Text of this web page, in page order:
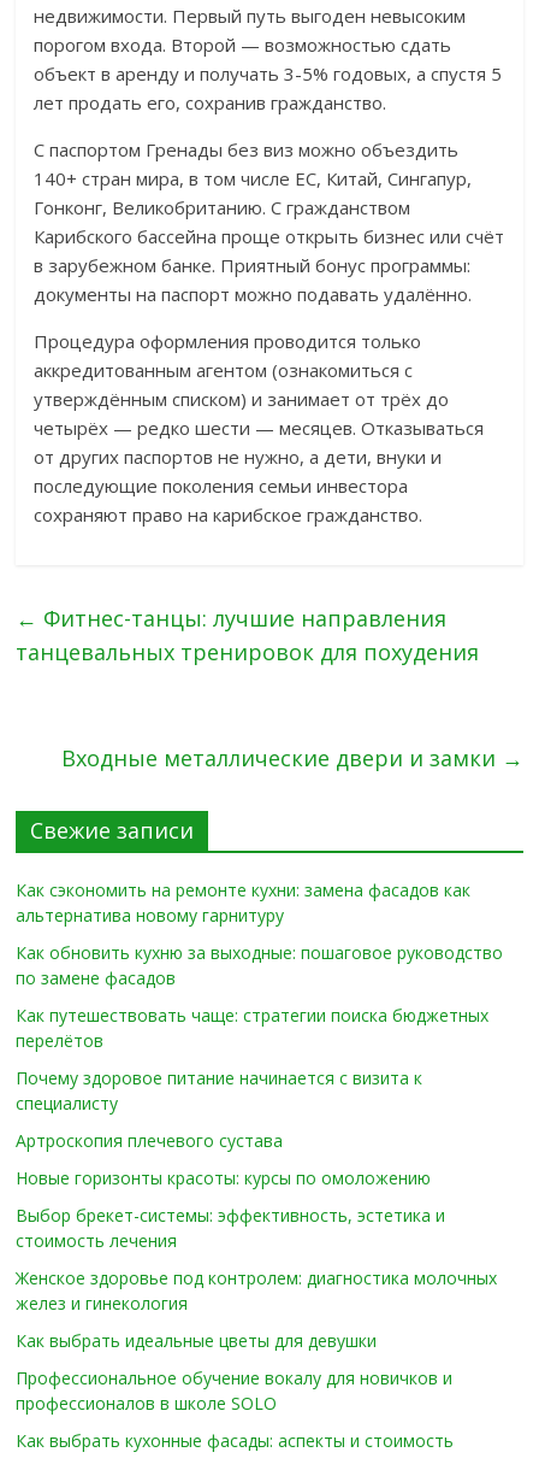
недвижимости. Первый путь выгоден невысоким
порогом входа. Второй — возможностью сдать
объект в аренду и получать 3-5% годовых, а спустя 5
лет продать его, сохранив гражданство.
С паспортом Гренады без виз можно объездить
140+ стран мира, в том числе ЕС, Китай, Сингапур,
Гонконг, Великобританию. С гражданством
Карибского бассейна проще открыть бизнес или счёт
в зарубежном банке. Приятный бонус программы:
документы на паспорт можно подавать удалённо.
Процедура оформления проводится только
аккредитованным агентом (ознакомиться с
утверждённым списком) и занимает от трёх до
четырёх — редко шести — месяцев. Отказываться
от других паспортов не нужно, а дети, внуки и
последующие поколения семьи инвестора
сохраняют право на карибское гражданство.
← Фитнес-танцы: лучшие направления
танцевальных тренировок для похудения
Входные металлические двери и замки →
Свежие записи
Как сэкономить на ремонте кухни: замена фасадов как
альтернатива новому гарнитуру
Как обновить кухню за выходные: пошаговое руководство
по замене фасадов
Как путешествовать чаще: стратегии поиска бюджетных
перелётов
Почему здоровое питание начинается с визита к
специалисту
Артроскопия плечевого сустава
Новые горизонты красоты: курсы по омоложению
Выбор брекет-системы: эффективность, эстетика и
стоимость лечения
Женское здоровье под контролем: диагностика молочных
желез и гинекология
Как выбрать идеальные цветы для девушки
Профессиональное обучение вокалу для новичков и
профессионалов в школе SOLO
Как выбрать кухонные фасады: аспекты и стоимость